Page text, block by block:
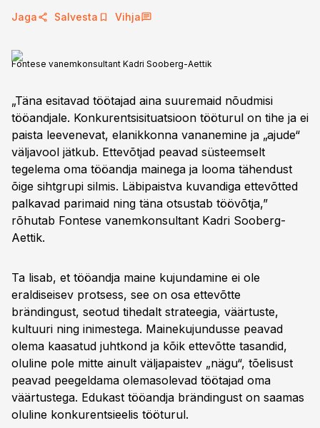
Jaga Salvesta Vihja
Fontese vanemkonsultant Kadri Sooberg-Aettik
„Täna esitavad töötajad aina suuremaid nõudmisi
tööandjale. Konkurentsisituatsioon tööturul on tihe ja ei
paista leevenevat, elanikkonna vananemine ja „ajude“
väljavool jätkub. Ettevõtjad peavad süsteemselt
tegelema oma tööandja mainega ja looma tähendust
õige sihtgrupi silmis. Läbipaistva kuvandiga ettevõtted
palkavad parimaid ning täna otsustab töövõtja,”
rõhutab Fontese vanemkonsultant Kadri Sooberg-
Aettik.
Ta lisab, et tööandja maine kujundamine ei ole
eraldiseisev protsess, see on osa ettevõtte
brändingust, seotud tihedalt strateegia, väärtuste,
kultuuri ning inimestega. Mainekujundusse peavad
olema kaasatud juhtkond ja kõik ettevõtte tasandid,
oluline pole mitte ainult väljapaistev „nägu“, tõelisust
peavad peegeldama olemasolevad töötajad oma
väärtustega. Edukast tööandja brändingust on saamas
oluline konkurentsieelis tööturul.